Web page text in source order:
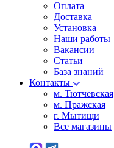
Оплата
Доставка
Установка
Наши работы
Вакансии
Статьи
База знаний
Контакты
м. Тютчевская
м. Пражская
г. Мытищи
Все магазины